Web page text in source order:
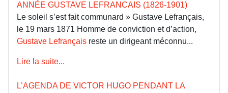
ANNÉE GUSTAVE LEFRANCAIS (1826-1901)
Le soleil s’est fait communard » Gustave Lefrançais,
le 19 mars 1871 Homme de conviction et d’action,
Gustave Lefrançais reste un dirigeant méconnu...
Lire la suite...
L’AGENDA DE VICTOR HUGO PENDANT LA